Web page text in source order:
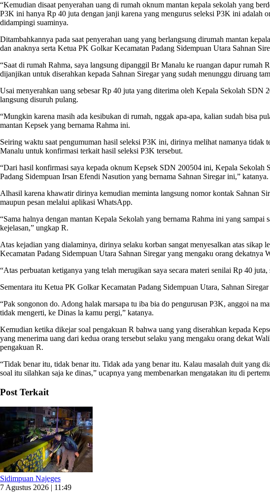
“Kemudian disaat penyerahan uang di rumah oknum mantan kepala sekolah yang
P3K ini hanya Rp 40 juta dengan janji karena yang mengurus seleksi P3K ini adalah
didampingi suaminya.
Ditambahkannya pada saat penyerahan uang yang berlangsung dirumah mantan
dan anaknya serta Ketua PK Golkar Kecamatan Padang Sidempuan Utara Sahnan
“Saat di rumah Rahma, saya langsung dipanggil Br Manalu ke ruangan dapur rumah
dijanjikan untuk diserahkan kepada Sahnan Siregar yang sudah menunggu diruang
Usai menyerahkan uang sebesar Rp 40 juta yang diterima oleh Kepala Sekolah SDN
langsung disuruh pulang.
“Mungkin karena masih ada kesibukan di rumah, nggak apa-apa, kalian sudah bisa
mantan Kepsek yang bernama Rahma ini.
Seiring waktu saat pengumuman hasil seleksi P3K ini, dirinya melihat namanya
Manalu untuk konfirmasi terkait hasil seleksi P3K tersebut.
“Dari hasil konfirmasi saya kepada oknum Kepsek SDN 200504 ini, Kepala Sekolah
Padang Sidempuan Irsan Efendi Nasution yang bernama Sahnan Siregar ini,” katanya.
Alhasil karena khawatir dirinya kemudian meminta langsung nomor kontak Sahnan
maupun pesan melalui aplikasi WhatsApp.
“Sama halnya dengan mantan Kepala Sekolah yang bernama Rahma ini yang
kejelasan,” ungkap R.
Atas kejadian yang dialaminya, dirinya selaku korban sangat menyesalkan atas
Kecamatan Padang Sidempuan Utara Sahnan Siregar yang mengaku orang dekatnya
“Atas perbuatan ketiganya yang telah merugikan saya secara materi senilai Rp 40
Sementara itu Ketua PK Golkar Kecamatan Padang Sidempuan Utara, Sahnan
“Pak songonon do. Adong halak marsapa tu iba bia do pengurusan P3K, anggoi na
tidak mengerti, ke Dinas la kamu pergi,” katanya.
Kemudian ketika dikejar soal pengakuan R bahwa uang yang diserahkan kepada
yang menerima uang dari kedua orang tersebut selaku yang mengaku orang dekat
pengakuan R.
“Tidak benar itu, tidak benar itu. Tidak ada yang benar itu. Kalau masalah duit yang
soal itu silahkan saja ke dinas,” ucapnya yang membenarkan mengatakan itu di
Post Terkait
Sidimpuan Najeges
7 Agustus 2026 | 11:49